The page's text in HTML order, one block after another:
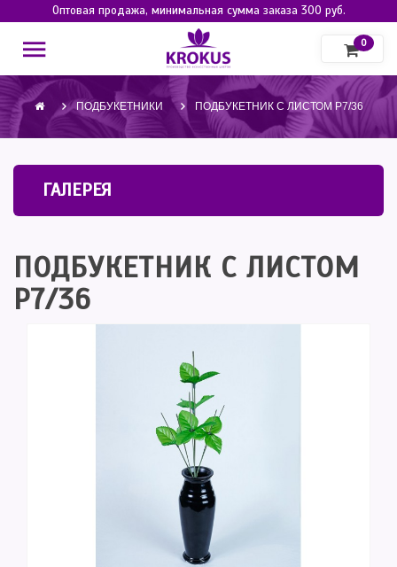
Оптовая продажа, минимальная сумма заказа 300 руб.
0
ПОДБУКЕТНИКИ ПОДБУКЕТНИК С ЛИСТОМ Р7/36
ГАЛЕРЕЯ
ПОДБУКЕТНИК С ЛИСТОМ
Р7/36